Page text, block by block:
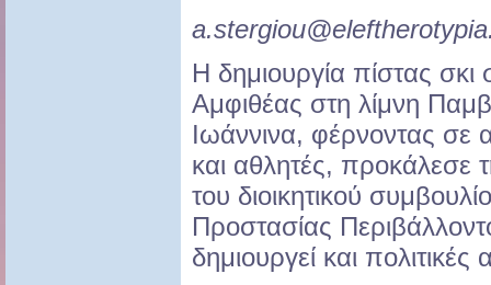
Η δημιουργία πίστας σκι
Αμφιθέας στη λίμνη
Ιωάννινα, φέρνοντας σε
και αθλητές,
του διοικητικού
Προστασίας
δημιουργεί και πολιτικές